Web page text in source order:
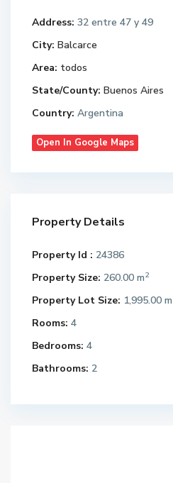
Address: 32 entre 47 y 49
City: Balcarce
Area: todos
State/County: Buenos Aires
Country: Argentina
Open In Google Maps
Property Details
Property Id : 24386
Property Size: 260.00 m2
Property Lot Size: 1,995.00 m
Rooms: 4
Bedrooms: 4
Bathrooms: 2